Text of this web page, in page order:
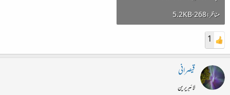
5.2 KB · مناظر: 268
1
قیصرانی
لائبریرین